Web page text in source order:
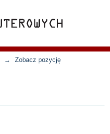
→ Zobacz pozycję